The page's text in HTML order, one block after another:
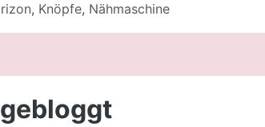
, Knöpfe, Nähmaschine